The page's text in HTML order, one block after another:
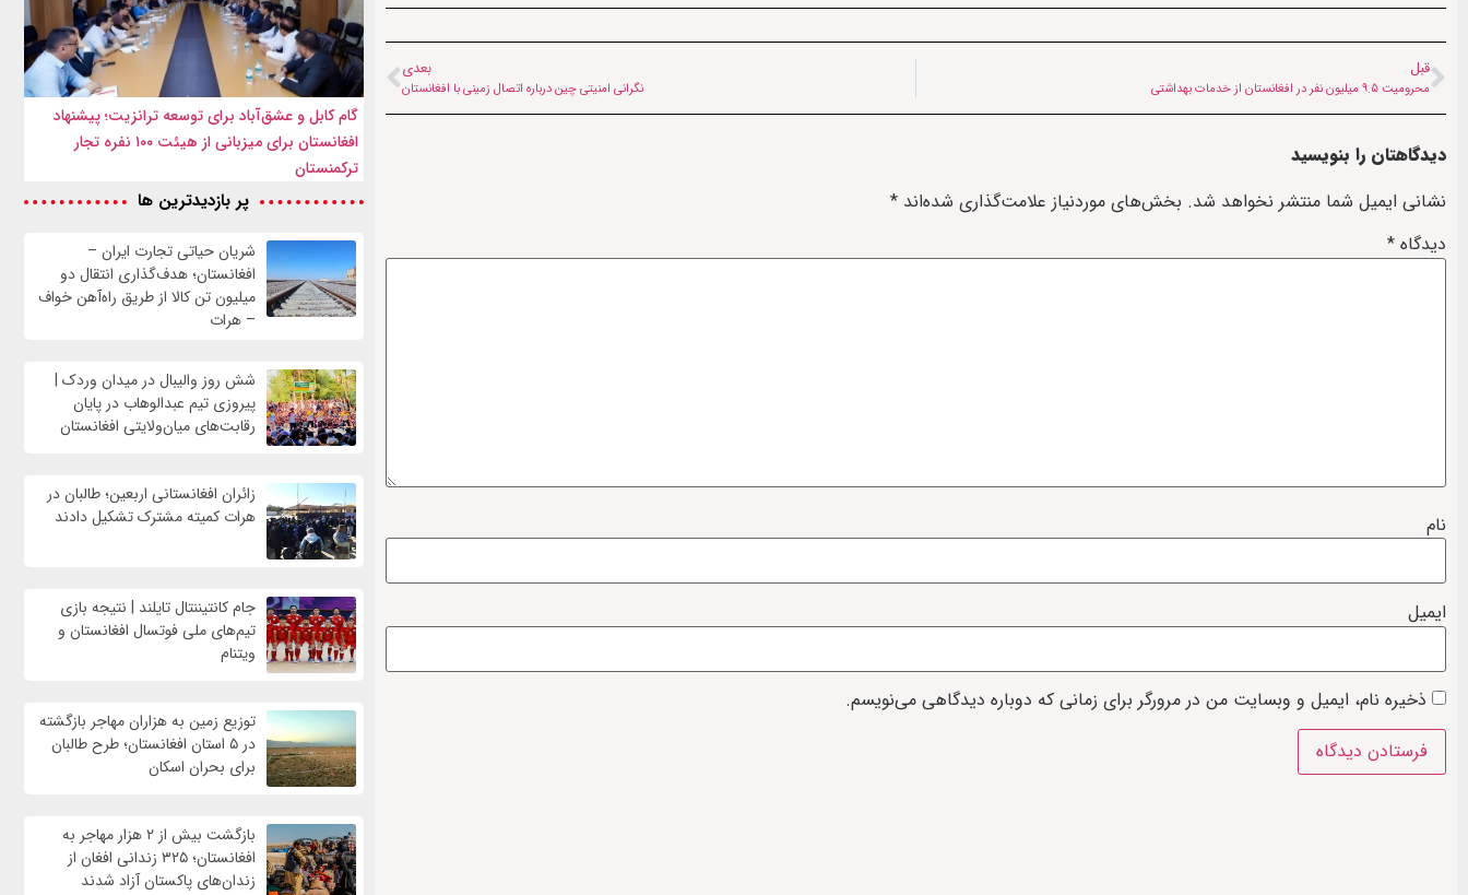
قبل
محرومیت ۹.۵ میلیون نفر در افغانستان از خدمات بهداشتی
بعدی
نگرانی‌ امنیتی چین درباره اتصال زمینی با افغانستان
دیدگاهتان را بنویسید
نشانی ایمیل شما منتشر نخواهد شد. بخش‌های موردنیاز علامت‌گذاری شده‌اند *
دیدگاه *
نام
ایمیل
ذخیره نام، ایمیل و وبسایت من در مرورگر برای زمانی که دوباره دیدگاهی می‌نویسم.
گام کابل و عشق‌آباد برای توسعه ترانزیت؛ پیشنهاد
افغانستان برای میزبانی از هیئت ۱۰۰ نفره تجار
ترکمنستان
پر بازدیدترین ها
شریان حیاتی تجارت ایران –
افغانستان؛ هدف‌گذاری انتقال دو
میلیون تن کالا از طریق راه‌آهن خواف
– هرات
شش روز والیبال در میدان وردک |
پیروزی تیم عبدالوهاب در پایان
رقابت‌های میان‌ولایتی افغانستان
زائران افغانستانی اربعین؛ طالبان در
هرات کمیته مشترک تشکیل دادند
جام کانتیننتال تایلند | نتیجه بازی
تیم‌های ملی فوتسال افغانستان و
ویتنام
توزیع زمین به هزاران مهاجر بازگشته
در ۵ استان افغانستان؛ طرح طالبان
برای بحران اسکان
بازگشت بیش از ۲ هزار مهاجر به
افغانستان؛ ۳۲۵ زندانی افغان از
زندان‌های پاکستان آزاد شدند